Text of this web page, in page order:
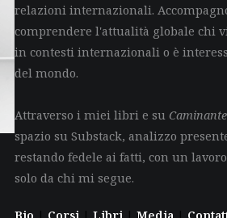
relazioni internazionali.
comprendere l'attualità globale chi
in contesti internazionali o è
del mondo.
Attraverso i miei libri e su
spazio su Substack, analizzo
restando fedele ai fatti, con un
solo da chi mi segue.
Bio | Corsi |Libri |Media |